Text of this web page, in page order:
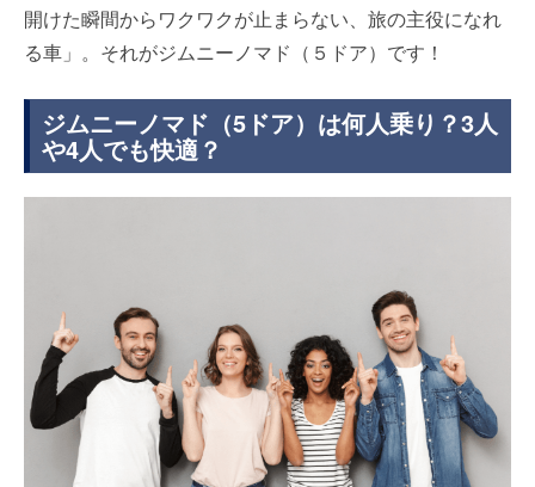
開けた瞬間からワクワクが止まらない、旅の主役になれ
る車」。それがジムニーノマド（５ドア）です！
ジムニーノマド（5ドア）は何人乗り？3人
や4人でも快適？